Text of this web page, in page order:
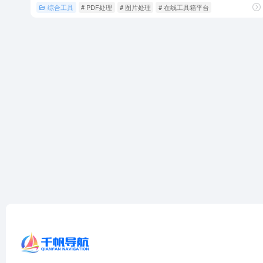
综合工具 # PDF处理 # 图片处理 # 在线工具箱平台